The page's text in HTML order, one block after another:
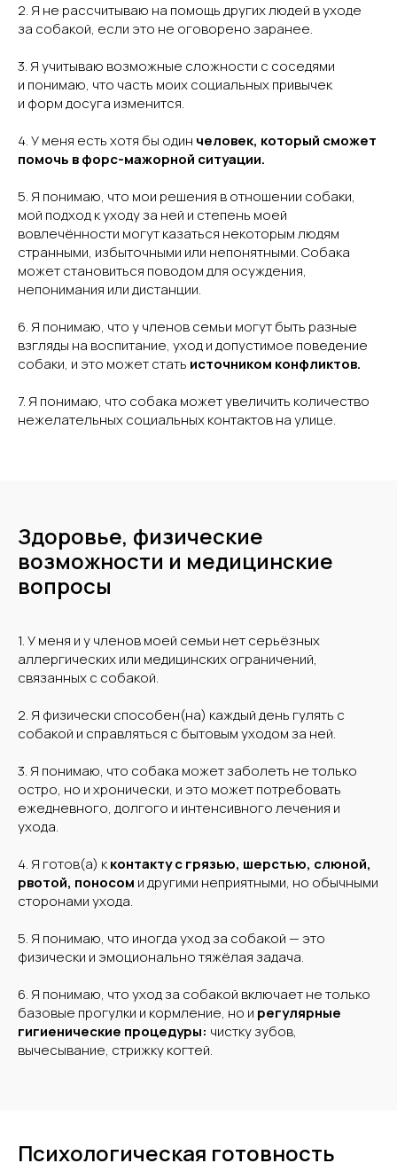
2. Я не рассчитываю на помощь других людей в уходе
за собакой, если это не оговорено заранее.
3. Я учитываю возможные сложности с соседями
и понимаю, что часть моих социальных привычек
и форм досуга изменится.
4. У меня есть хотя бы один человек, который сможет
помочь в форс-мажорной ситуации.
5. Я понимаю, что мои решения в отношении собаки,
мой подход к уходу за ней и степень моей
вовлечённости могут казаться некоторым людям
странными, избыточными или непонятными. Собака
может становиться поводом для осуждения,
непонимания или дистанции.
6. Я понимаю, что у членов семьи могут быть разные
взгляды на воспитание, уход и допустимое поведение
собаки, и это может стать источником конфликтов.
7. Я понимаю, что собака может увеличить количество
нежелательных социальных контактов на улице.
Здоровье, физические
возможности и медицинские
вопросы
1. У меня и у членов моей семьи нет серьёзных
аллергических или медицинских ограничений,
связанных с собакой.
2. Я физически способен(на) каждый день гулять с
собакой и справляться с бытовым уходом за ней.
3. Я понимаю, что собака может заболеть не только
остро, но и хронически, и это может потребовать
ежедневного, долгого и интенсивного лечения и
ухода.
4. Я готов(а) кконтакту с грязью, шерстью, слюной,
рвотой, поносом и другими неприятными, но обычными
сторонами ухода.
5. Я понимаю, что иногда уход за собакой — это
физически и эмоционально тяжёлая задача.
6. Я понимаю, что уход за собакой включает не только
базовые прогулки и кормление, но и регулярные
гигиенические процедуры: чистку зубов,
вычесывание, стрижку когтей.
Психологическая готовность